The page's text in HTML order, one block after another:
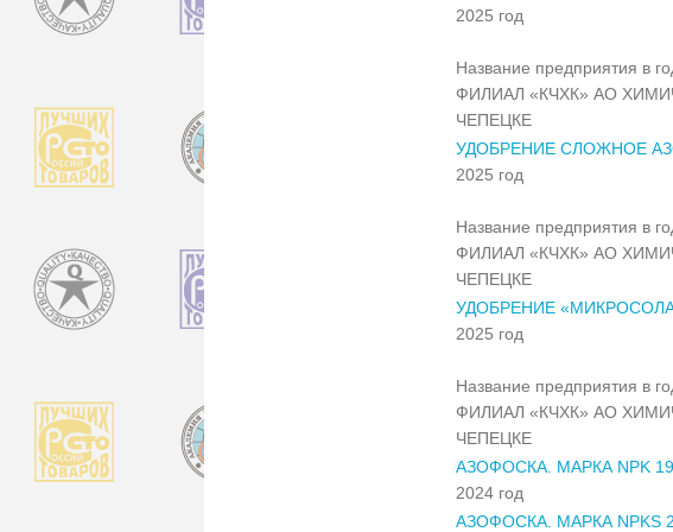
2025 год
Название предприятия в
ФИЛИАЛ «КЧХК» АО
ЧЕПЕЦКЕ
УДОБРЕНИЕ СЛОЖНОЕ
2025 год
Название предприятия в
ФИЛИАЛ «КЧХК» АО
ЧЕПЕЦКЕ
УДОБРЕНИЕ
2025 год
Название предприятия в
ФИЛИАЛ «КЧХК» АО
ЧЕПЕЦКЕ
АЗОФОСКА. МАРКА NPK
2024 год
АЗОФОСКА. МАРКА NPKS